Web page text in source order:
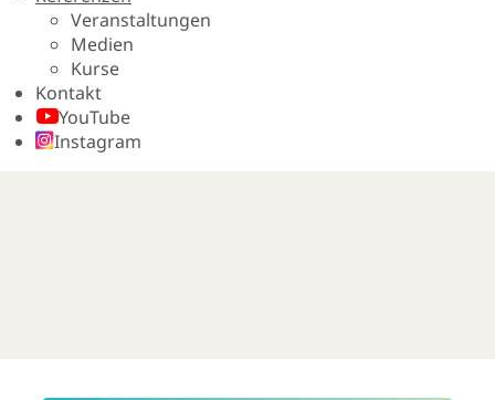
Veranstaltungen
Medien
Kurse
Kontakt
YouTube
Instagram